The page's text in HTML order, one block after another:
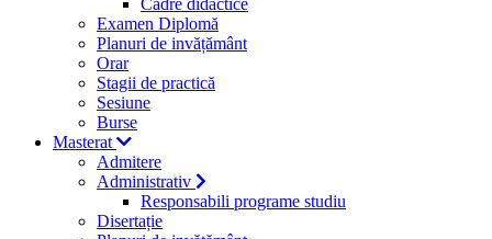
Cadre didactice
Examen Diplomă
Planuri de invățământ
Orar
Stagii de practică
Sesiune
Burse
Masterat
Admitere
Administrativ
Responsabili programe studiu
Disertație